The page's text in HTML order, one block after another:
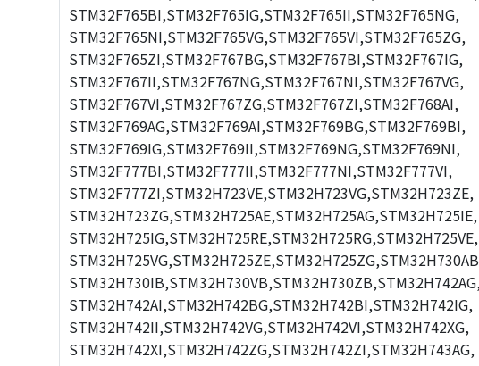
STM32F765BI,STM32F765IG,STM32F765II,STM32F765NG,
STM32F765NI,STM32F765VG,STM32F765VI,STM32F765ZG,
STM32F765ZI,STM32F767BG,STM32F767BI,STM32F767IG,
STM32F767II,STM32F767NG,STM32F767NI,STM32F767VG,
STM32F767VI,STM32F767ZG,STM32F767ZI,STM32F768AI,
STM32F769AG,STM32F769AI,STM32F769BG,STM32F769BI,
STM32F769IG,STM32F769II,STM32F769NG,STM32F769NI,
STM32F777BI,STM32F777II,STM32F777NI,STM32F777VI,
STM32F777ZI,STM32H723VE,STM32H723VG,STM32H723ZE,
STM32H723ZG,STM32H725AE,STM32H725AG,STM32H725IE,
STM32H725IG,STM32H725RE,STM32H725RG,STM32H725VE,
STM32H742AI,STM32H742BG,STM32H742BI,STM32H742IG,
STM32H742II,STM32H742VG,STM32H742VI,STM32H742XG,
STM32H742XI,STM32H742ZG,STM32H742ZI,STM32H743AG,